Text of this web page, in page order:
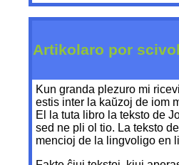
Artikolaro por
Kun granda plezuro mi
estis inter la kaŭzoj de iom
El la tuta libro la teksto de
sed ne pli ol tio. La teksto
mencioj de la lingvoligo en